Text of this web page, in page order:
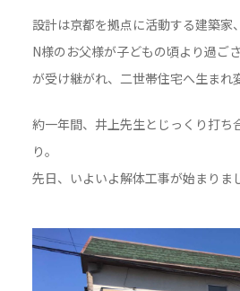
設計は京都を拠点に活動する建築家
N様のお父様が子どもの頃より過ご
が受け継がれ、二世帯住宅へ生まれ
約一年間、井上先生とじっくり打ち
り。
先日、いよいよ解体工事が始まりま